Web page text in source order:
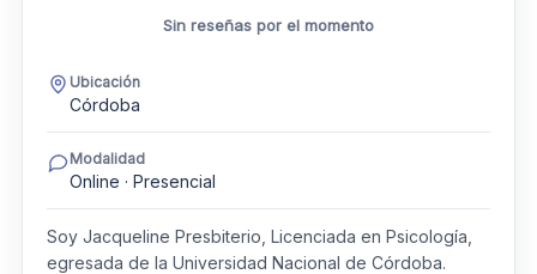
Sin reseñas por el momento
Ubicación
Córdoba
Modalidad
Online · Presencial
Soy Jacqueline Presbiterio, Licenciada en Psicología,
egresada de la Universidad Nacional de Córdoba.